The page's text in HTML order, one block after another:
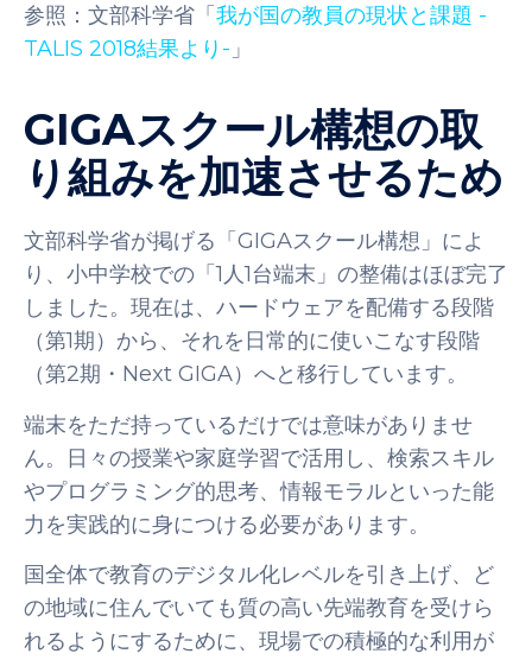
参照：文部科学省「 我が国の教員の現状と課題 -
TALIS 2018結果より- 」
GIGAスクール構想の取
り組みを加速させるため
文部科学省が掲げる「GIGAスクール構想」によ
り、小中学校での「1人1台端末」の整備はほぼ完了
しました。現在は、ハードウェアを配備する段階
（第1期）から、それを日常的に使いこなす段階
（第2期・Next GIGA）へと移行しています。
端末をただ持っているだけでは意味がありませ
ん。日々の授業や家庭学習で活用し、検索スキル
やプログラミング的思考、情報モラルといった能
力を実践的に身につける必要があります。
国全体で教育のデジタル化レベルを引き上げ、ど
の地域に住んでいても質の高い先端教育を受けら
れるようにするために、現場での積極的な利用が